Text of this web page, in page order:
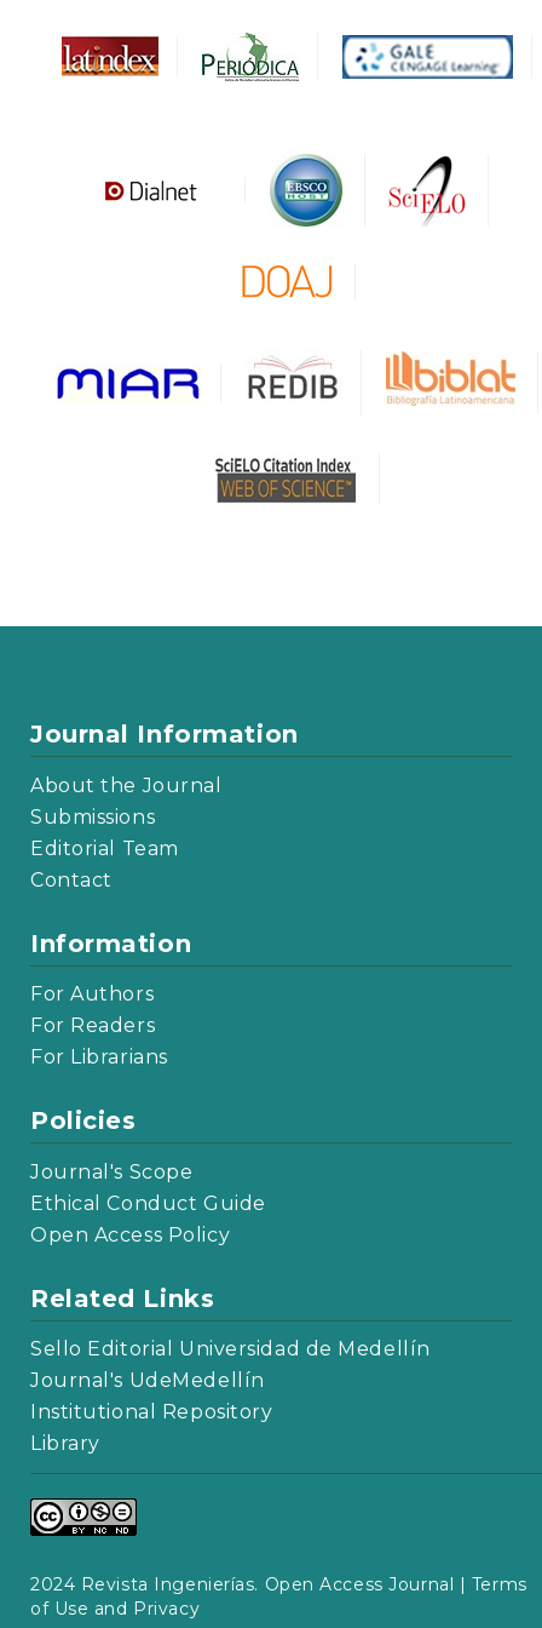
Journal Information
About the Journal
Submissions
Editorial Team
Contact
Information
For Authors
For Readers
For Librarians
Policies
Journal's Scope
Ethical Conduct Guide
Open Access Policy
Related Links
Sello Editorial Universidad de Medellín
Journal's UdeMedellín
Institutional Repository
Library
2024 Revista Ingenierías. Open Access Journal | Terms
of Use and Privacy